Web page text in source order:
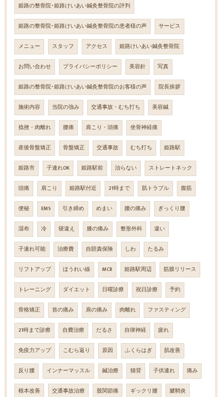
姫路の整骨院･姫路けいあい鍼灸整骨院の評判
姫路の整骨院･姫路けいあい鍼灸整骨院の患者様の声 サービス
メニュー スタッフ アクセス 姫路けいあい鍼灸整骨院
お問い合わせ プライバシーポリシー 美容針 写真
姫路の整骨院･姫路けいあい鍼灸整骨院のお客様の声 院長挨拶
施術内容 当院の強み 交通事故・むち打ち 美容鍼
捻挫・肉離れ 腰痛 肩こり・頭痛 坐骨神経痛
産後骨盤矯正 骨盤矯正 交通事故 むち打ち 姫路駅
姫路市 子連れOK 姫路駅前 治らない ストレートネック
頭痛 肩こり 姫路駅付近 21時まで 肌トラブル 腹筋
便秘 EMS 引き締め めまい 腰の痛み ぎっくり腰
湿布 冷 寝違え 膝の痛み 整形外科 違い
子連れ可能 治療費 自賠責保険 しわ たるみ
リフトアップ ほうれい線 MCR 姫路駅周辺 筋膜リリース
トレーニング ダイエット 日曜診療 祝日診療 予約
骨格矯正 首の痛み 肩の痛み 肉離れ ファスティング
21時まで診療 自費治療 だるさ 自律神経 疲れ
免疫力アップ こむら返り 原因 ふくらはぎ 肌改善
反り腰 インナーマッスル 鍼治療 猫背 子供連れ 痛み
根本改善 交通事故治療 股関節痛 ギックリ腰 腱鞘炎